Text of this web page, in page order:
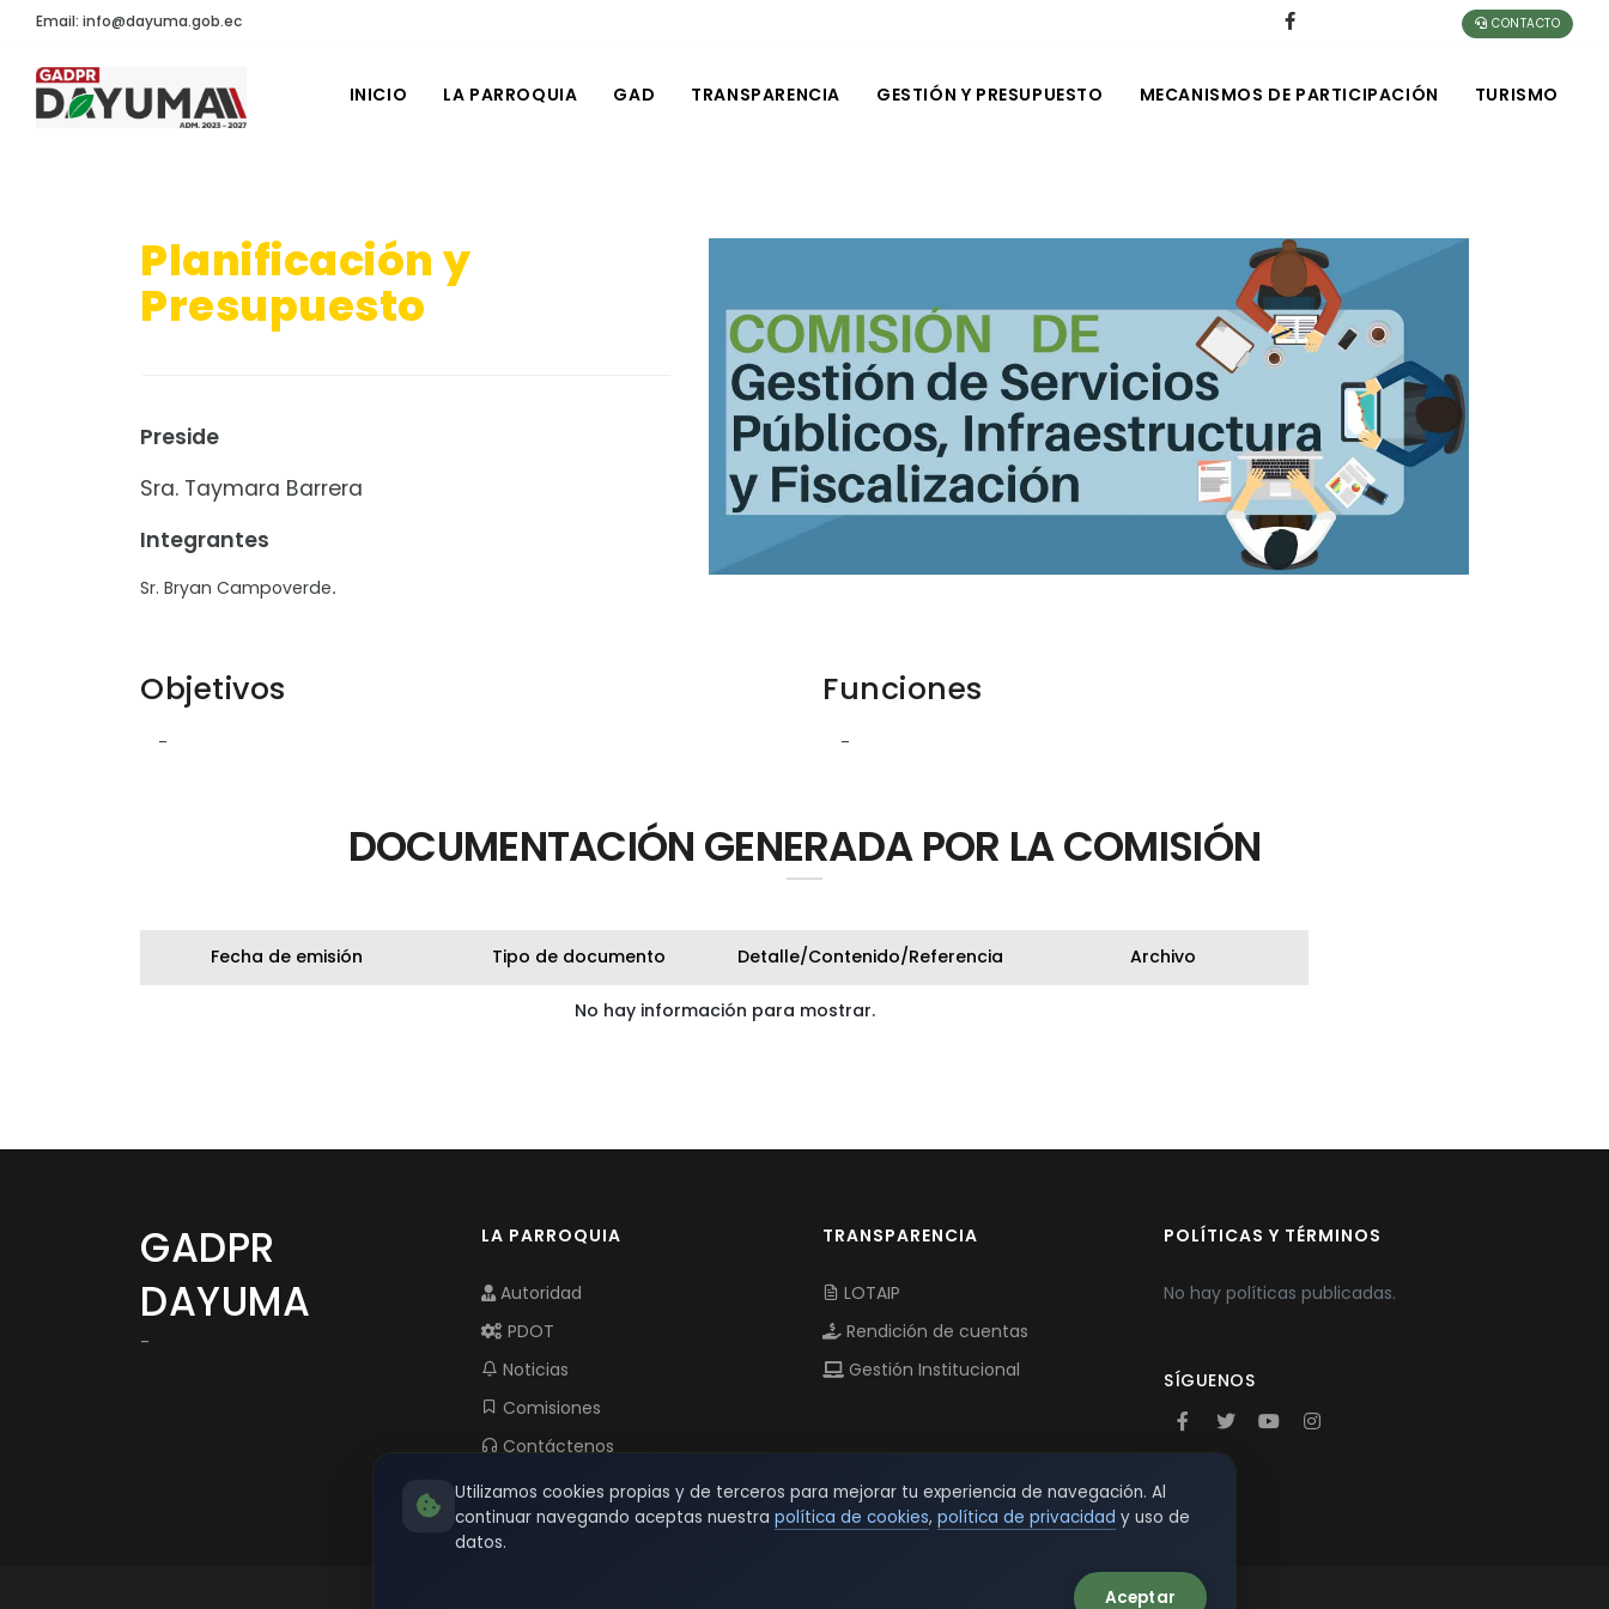
Email: info@dayuma.gob.ec CONTACTO
INICIO LA PARROQUIA GAD TRANSPARENCIA GESTIÓN Y PRESUPUESTO MECANISMOS DE PARTICIPACIÓN TURISMO
Planificación y
Presupuesto
Preside
Sra. Taymara Barrera
Integrantes
Sr. Bryan Campoverde.
Objetivos
-
Funciones
-
DOCUMENTACIÓN GENERADA POR LA COMISIÓN
Fecha de emisión Tipo de documento Detalle/Contenido/Referencia Archivo
No hay información para mostrar.
GADPR
DAYUMA
-
LA PARROQUIA
Autoridad
PDOT
Noticias
Comisiones
Contáctenos
TRANSPARENCIA
LOTAIP
Rendición de cuentas
Gestión Institucional
POLÍTICAS Y TÉRMINOS
No hay políticas publicadas.
SÍGUENOS
Utilizamos cookies propias y de terceros para mejorar tu experiencia de navegación. Al
continuar navegando aceptas nuestra política de cookies, política de privacidad y uso de
datos.
Aceptar